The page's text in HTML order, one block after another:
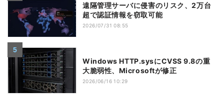
遠隔管理サーバに侵害のリスク、2万台
超で認証情報を窃取可能
2026/07/31 08:55
Windows HTTP.sysにCVSS 9.8の重
大脆弱性、Microsoftが修正
2026/06/16 10:29